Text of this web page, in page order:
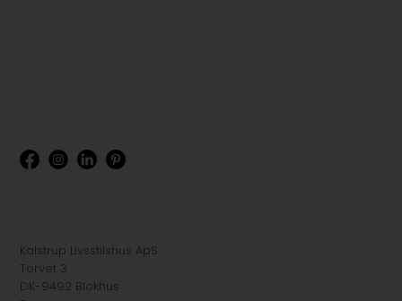
Kalstrup Livsstilshus ApS
Torvet 3
DK-9492 Blokhus